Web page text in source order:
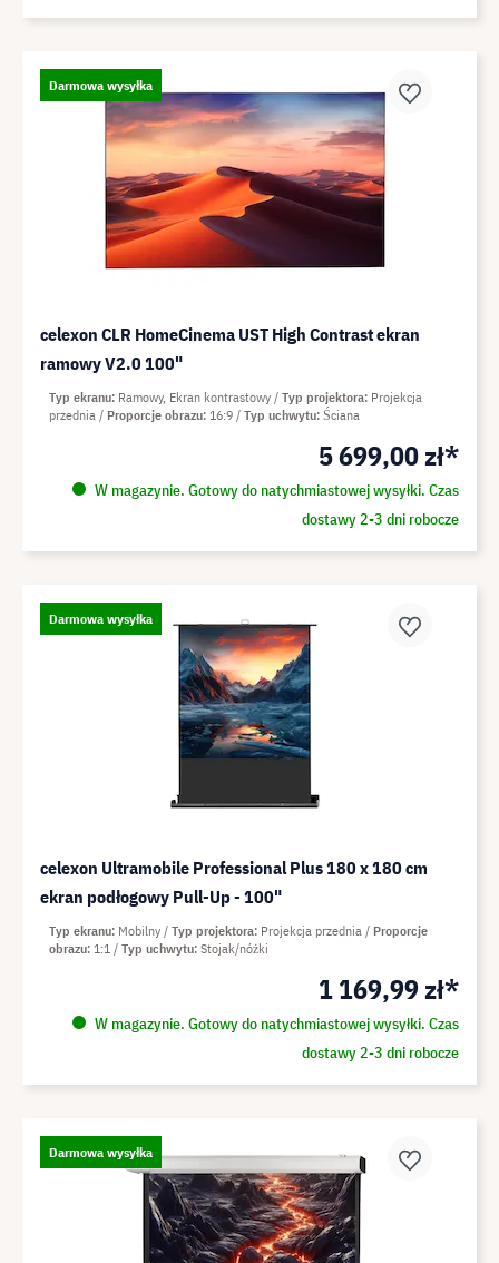
Darmowa wysyłka
celexon CLR HomeCinema UST High Contrast ekran
ramowy V2.0 100"
5 699,00 zł*
W magazynie. Gotowy do natychmiastowej wysyłki. Czas
dostawy 2-3 dni robocze
Typ ekranu Ramowy, Ekran kontrastowy Typ projektora Projekcja
przednia
Proporcje obrazu 16:9 Typ uchwytu Ściana
Darmowa wysyłka
celexon Ultramobile Professional Plus 180 x 180 cm
ekran podłogowy Pull-Up - 100"
1 169,99 zł*
W magazynie. Gotowy do natychmiastowej wysyłki. Czas
dostawy 2-3 dni robocze
Typ ekranu Mobilny Typ projektora Projekcja przednia
Proporcje
obrazu 1:1 Typ uchwytu Stojak/nóżki
Darmowa wysyłka